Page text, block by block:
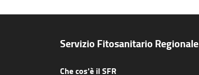
Servizio Fitosanitario Regionale
Che cos'è il SFR